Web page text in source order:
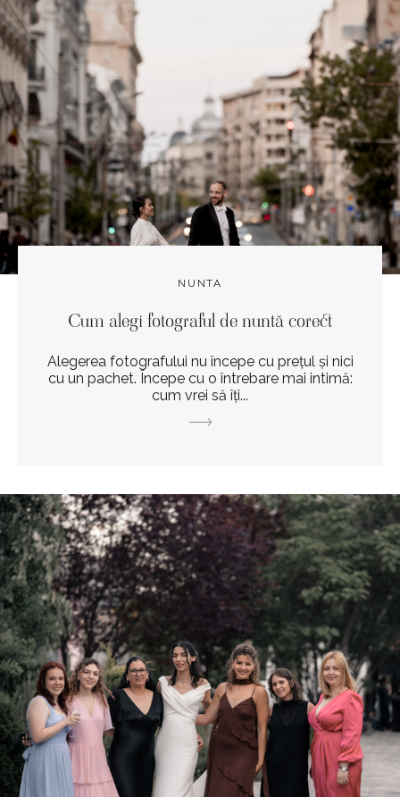
NUNTA
Cum alegi fotograful de nuntă corect
Alegerea fotografului nu începe cu prețul și nici
cu un pachet. Începe cu o întrebare mai intimă:
cum vrei să îți...